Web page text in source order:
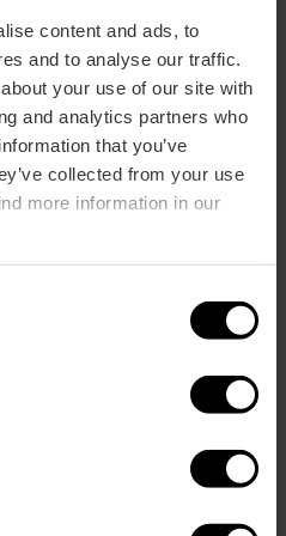
content and ads, to
and to analyse our traffic.
your use of our site with
and analytics partners who
that you’ve
collected from your use
more information in our
mapa